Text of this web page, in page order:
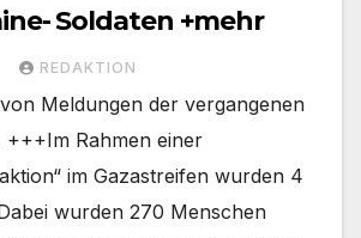
Soldaten +mehr
REDAKTION
Meldungen der vergangenen
Rahmen einer
im Gazastreifen wurden 4
wurden 270 Menschen